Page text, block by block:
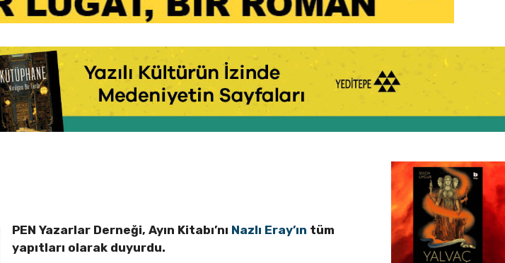
PEN Yazarlar Derneği, Ayın Kitabı’nı Nazlı Eray’ın tüm
yapıtları olarak duyurdu.